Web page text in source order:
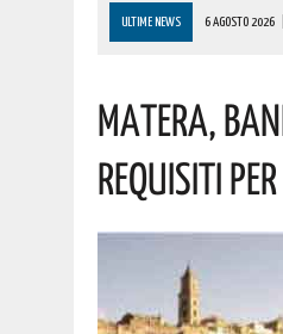
ULTIME NEWS 6 AGOSTO 2026
6 AGOSTO 2026 ADDIO A UN
6 AGOSTO 2026 BONUS
Matera,
Requisiti